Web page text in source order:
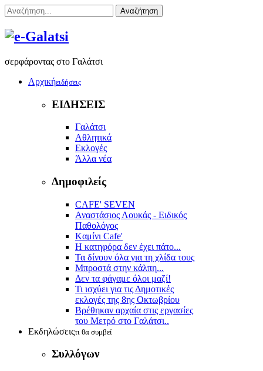
Αναζήτηση
σερφάροντας στο Γαλάτσι
Αρχικήειδήσεις
ΕΙΔΗΣΕΙΣ
Γαλάτσι
Αθλητικά
Εκλογές
Άλλα νέα
Δημοφιλείς
CAFE' SEVEN
Αναστάσιος Λουκάς - Ειδικός
Παθολόγος
Kαμίνι Cafe'
Η κατηφόρα δεν έχει πάτο...
Τα δίνουν όλα για τη χλίδα τους
Μπροστά στην κάλπη...
Δεν τα φάγαμε όλοι μαζί!
Τι ισχύει για τις Δημοτικές
εκλογές της 8ης Οκτωβρίου
Βρέθηκαν αρχαία στις εργασίες
του Μετρό στο Γαλάτσι..
Εκδηλώσειςτι θα συμβεί
Συλλόγων